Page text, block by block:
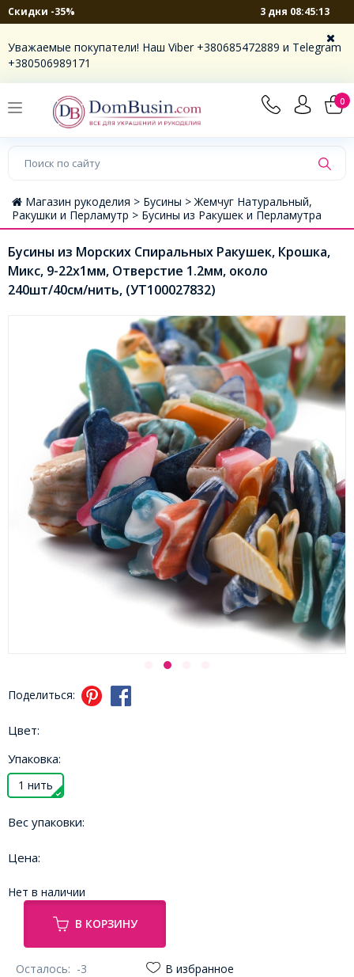
Скидки -35% 3 дня 08:45:13
Уважаемые покупатели! Наш Viber +380685472889 и Telegram
+380506989171
0
Магазин рукоделия > Бусины >Жемчуг Натуральный,
Ракушки и Перламутр > Бусины из Ракушек и Перламутра
Бусины из Морских Спиральных Ракушек, Крошка,
Микс, 9-22х1мм, Отверстие 1.2мм, около
240шт/40см/нить, (УТ100027832)
Поделиться:
Цвет:
Упаковка:
1 нить
Вес упаковки:
Цена:
Нет в наличии
В КОРЗИНУ
Осталось: -3 В избранное